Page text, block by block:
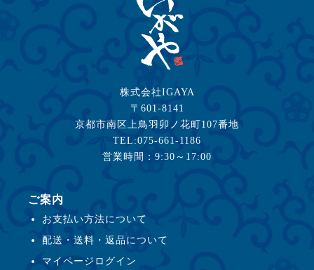
株式会社IGAYA
〒601-8141
京都市南区上鳥羽卯ノ花町107番地
TEL:075-661-1186
営業時間：9:30～17:00
ご案内
お支払い方法について
配送・送料・返品について
マイページログイン